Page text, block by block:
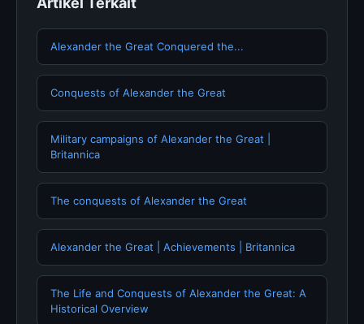
Alexander the Great Conquered the...
Conquests of Alexander the Great
Military campaigns of Alexander the Great |
Britannica
The conquests of Alexander the Great
Alexander the Great | Achievements | Britannica
The Life and Conquests of Alexander the Great: A
Historical Overview